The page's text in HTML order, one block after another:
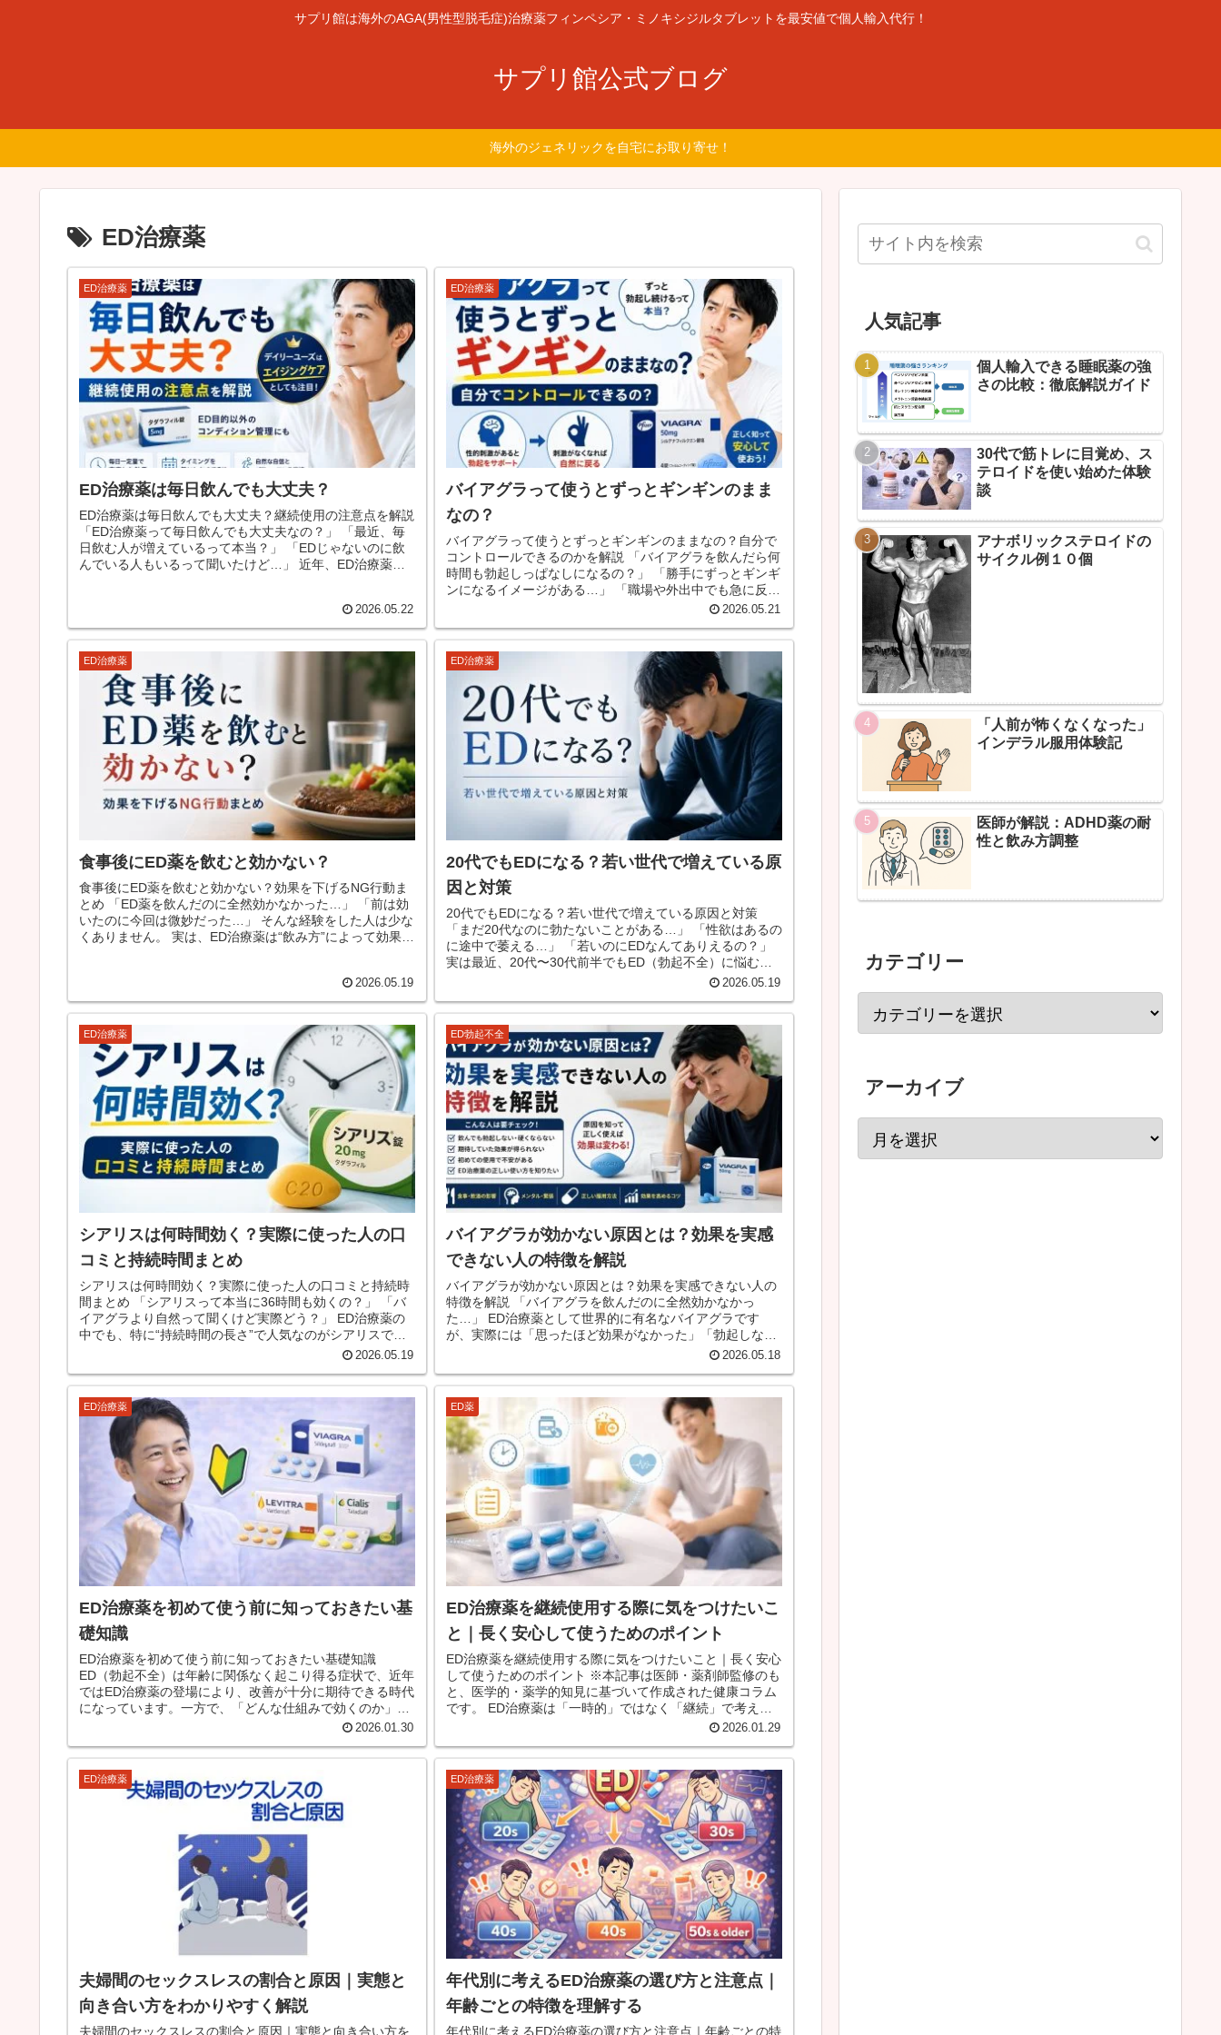
サプリ館は海外のAGA(男性型脱毛症)治療薬フィンペシア・ミノキシジルタブレットを最安値で個人輸入代行！
サプリ館公式ブログ
海外のジェネリックを自宅にお取り寄せ！
ED治療薬
ED治療薬
ED治療薬は毎日飲んでも大丈夫？
ED治療薬は毎日飲んでも大丈夫？継続使用の注意点を解説
「ED治療薬って毎日飲んでも大丈夫なの？」 「最近、毎
日飲む人が増えているって本当？」 「EDじゃないのに飲
んでいる人もいるって聞いたけど…」 近年、ED治療薬の
2026.05.22
ED治療薬
バイアグラって使うとずっとギンギンのまま
なの？
バイアグラって使うとずっとギンギンのままなの？自分で
コントロールできるのかを解説 「バイアグラを飲んだら何
時間も勃起しっぱなしになるの？」 「勝手にずっとギンギ
ンになるイメージがある…」 「職場や外出中でも急に反応
2026.05.21
ED治療薬
食事後にED薬を飲むと効かない？
食事後にED薬を飲むと効かない？効果を下げるNG行動ま
とめ 「ED薬を飲んだのに全然効かなかった…」 「前は効
いたのに今回は微妙だった…」 そんな経験をした人は少な
くありません。 実は、ED治療薬は“飲み方”によって効果が
2026.05.19
ED治療薬
20代でもEDになる？若い世代で増えている原
因と対策
20代でもEDになる？若い世代で増えている原因と対策
「まだ20代なのに勃たないことがある…」 「性欲はあるの
に途中で萎える…」 「若いのにEDなんてありえるの？」
実は最近、20代〜30代前半でもED（勃起不全）に悩む男
2026.05.19
ED治療薬
シアリスは何時間効く？実際に使った人の口
コミと持続時間まとめ
シアリスは何時間効く？実際に使った人の口コミと持続時
間まとめ 「シアリスって本当に36時間も効くの？」 「バ
イアグラより自然って聞くけど実際どう？」 ED治療薬の
中でも、特に“持続時間の長さ”で人気なのがシアリスで
2026.05.19
ED勃起不全
バイアグラが効かない原因とは？効果を実感
できない人の特徴を解説
バイアグラが効かない原因とは？効果を実感できない人の
特徴を解説 「バイアグラを飲んだのに全然効かなかっ
た…」 ED治療薬として世界的に有名なバイアグラです
が、実際には「思ったほど効果がなかった」「勃起しなか
2026.05.18
ED治療薬
ED治療薬を初めて使う前に知っておきたい基
礎知識
ED治療薬を初めて使う前に知っておきたい基礎知識
ED（勃起不全）は年齢に関係なく起こり得る症状で、近年
ではED治療薬の登場により、改善が十分に期待できる時代
になっています。一方で、「どんな仕組みで効くのか」
2026.01.30
ED薬
ED治療薬を継続使用する際に気をつけたいこ
と｜長く安心して使うためのポイント
ED治療薬を継続使用する際に気をつけたいこと｜長く安心
して使うためのポイント ※本記事は医師・薬剤師監修のも
と、医学的・薬学的知見に基づいて作成された健康コラム
です。 ED治療薬は「一時的」ではなく「継続」で考える
2026.01.29
ED治療薬
夫婦間のセックスレスの割合と原因｜実態と
向き合い方をわかりやすく解説
夫婦間のセックスレスの割合と原因｜実態と向き合い方を
ED治療薬
年代別に考えるED治療薬の選び方と注意点｜
年齢ごとの特徴を理解する
年代別に考えるED治療薬の選び方と注意点｜年齢ごとの特
人気記事
個人輸入できる睡眠薬の強
さの比較：徹底解説ガイド
30代で筋トレに目覚め、ス
テロイドを使い始めた体験
談
アナボリックステロイドの
サイクル例１０個
「人前が怖くなくなった」
インデラル服用体験記
医師が解説：ADHD薬の耐
性と飲み方調整
カテゴリー
アーカイブ